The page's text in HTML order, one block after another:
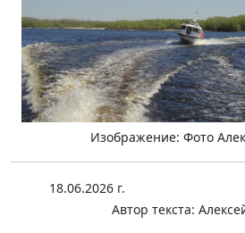
Изображение: Фото
18.06.2026 г.
Автор текста: